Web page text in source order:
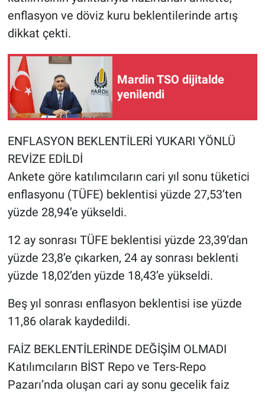
enflasyon ve döviz kuru beklentilerinde artış
dikkat çekti.
Mardin TSO dijitalde
yenilendi
ENFLASYON BEKLENTİLERİ YUKARI YÖNLÜ
REVİZE EDİLDİ
Ankete göre katılımcıların cari yıl sonu tüketici
enflasyonu (TÜFE) beklentisi yüzde 27,53’ten
yüzde 28,94’e yükseldi.
12 ay sonrası TÜFE beklentisi yüzde 23,39’dan
yüzde 23,8’e çıkarken, 24 ay sonrası beklenti
yüzde 18,02’den yüzde 18,43’e yükseldi.
Beş yıl sonrası enflasyon beklentisi ise yüzde
11,86 olarak kaydedildi.
FAİZ BEKLENTİLERİNDE DEĞİŞİM OLMADI
Katılımcıların BİST Repo ve Ters-Repo
Pazarı’nda oluşan cari ay sonu gecelik faiz